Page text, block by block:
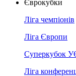
Єврокубки
Ліга чемпіонів
Ліга Європи
Суперкубок
Ліга